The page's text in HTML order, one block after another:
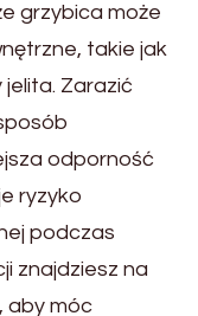
grzybica może
takie jak
Zarazić
odporność
ryzyko
podczas
znajdziesz na
aby móc